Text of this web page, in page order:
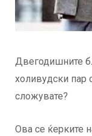
Двегодишните
холивудски пар
сложувате?
Ова се ќерките